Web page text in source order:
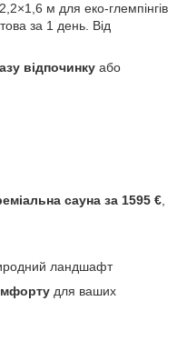
м для еко-глемпінгів
за 1 день. Від
відпочинку або
сауна за 1595 €
ландшафт
для ваших